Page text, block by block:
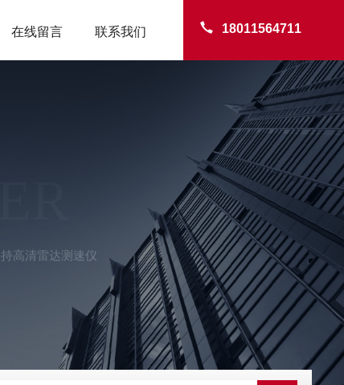
18011564711
在线留言 联系我们
高清雷达测速仪